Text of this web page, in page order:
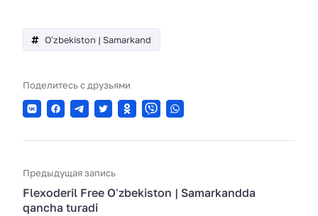
Oʻzbekiston | Samarkand
Поделитесь с друзьями
Предыдущая запись
Flexoderil Free Oʻzbekiston | Samarkandda
qancha turadi